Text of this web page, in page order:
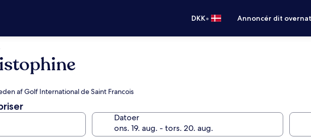
DKK• Annoncér dit
af Golf International de Saint Francois
Datoer